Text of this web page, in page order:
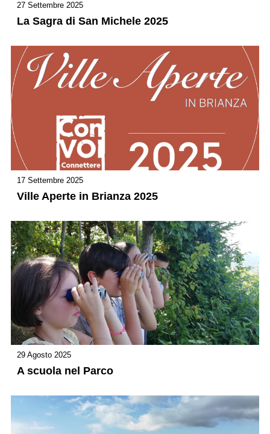
27 Settembre 2025
La Sagra di San Michele 2025
17 Settembre 2025
Ville Aperte in Brianza 2025
29 Agosto 2025
A scuola nel Parco